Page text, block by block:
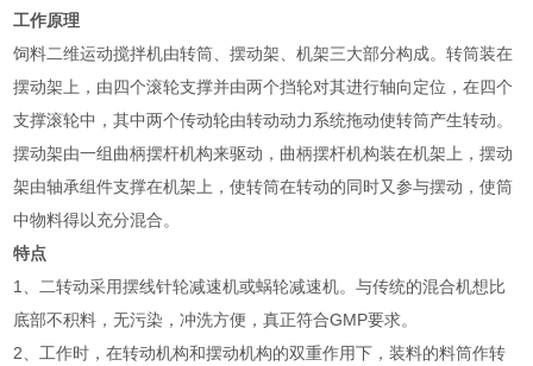
工作原理
饲料二维运动搅拌机由转筒、摆动架、机架三大部分构成。转筒装在
摆动架上，由四个滚轮支撑并由两个挡轮对其进行轴向定位，在四个
支撑滚轮中，其中两个传动轮由转动动力系统拖动使转筒产生转动。
摆动架由一组曲柄摆杆机构来驱动，曲柄摆杆机构装在机架上，摆动
架由轴承组件支撑在机架上，使转筒在转动的同时又参与摆动，使筒
中物料得以充分混合。
特点
1、二转动采用摆线针轮减速机或蜗轮减速机。与传统的混合机想比
底部不积料，无污染，冲洗方便，真正符合GMP要求。
2、工作时，在转动机构和摆动机构的双重作用下，装料的料筒作转